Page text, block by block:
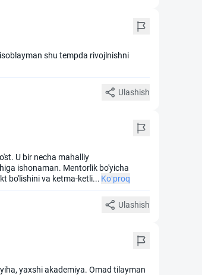
shu tempda rivojlnishni
Ulashish
U bir necha mahalliy
ishonaman. Mentorlik bo'yicha
bo'lishini va ketma-ketli... Ko‘proq
Ulashish
yaxshi akademiya. Omad tilayman